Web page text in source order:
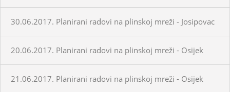
30.06.2017. Planirani radovi na plinskoj mreži - Josipovac
20.06.2017. Planirani radovi na plinskoj mreži - Osijek
21.06.2017. Planirani radovi na plinskoj mreži - Osijek